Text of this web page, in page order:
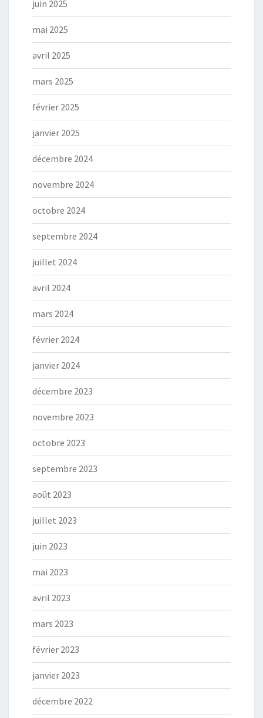
juin 2025
mai 2025
avril 2025
mars 2025
février 2025
janvier 2025
décembre 2024
novembre 2024
octobre 2024
septembre 2024
juillet 2024
avril 2024
mars 2024
février 2024
janvier 2024
décembre 2023
novembre 2023
octobre 2023
septembre 2023
août 2023
juillet 2023
juin 2023
mai 2023
avril 2023
mars 2023
février 2023
janvier 2023
décembre 2022